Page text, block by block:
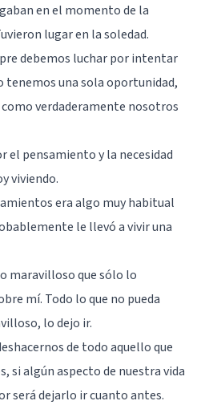
en el momento de la
lugar en la soledad.
debemos luchar por intentar
tenemos una sola oportunidad,
verdaderamente nosotros
el pensamiento y la necesidad
viviendo.
era algo muy habitual
le llevó a vivir una
maravilloso que sólo lo
mí. Todo lo que no pueda
lo dejo ir.
de todo aquello que
si algún aspecto de nuestra vida
será dejarlo ir cuanto antes.